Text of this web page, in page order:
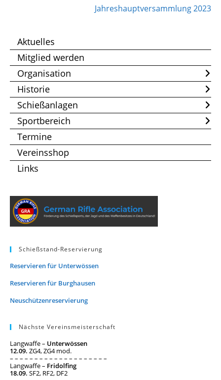
Jahreshauptversammlung 2023
Aktuelles
Mitglied werden
Organisation
Historie
Schießanlagen
Sportbereich
Termine
Vereinsshop
Links
Schießstand-Reservierung
Reservieren für Unterwössen
Reservieren für Burghausen
Neuschützenreservierung
Nächste Vereinsmeisterschaft
Langwaffe – Unterwössen
12.09. ZG4, ZG4 mod.
– – – – – – – – – – – – – – – – – – – –
Langwaffe – Fridolfing
18.09. SF2, RF2, DF2